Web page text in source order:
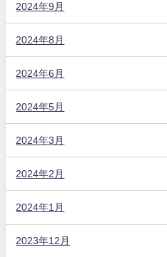
2024年9月
2024年8月
2024年6月
2024年5月
2024年3月
2024年2月
2024年1月
2023年12月